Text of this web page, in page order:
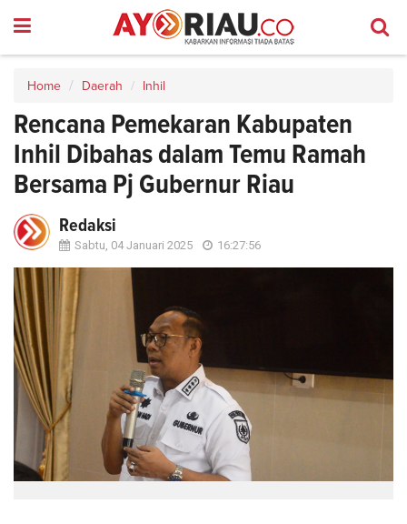
Home Daerah Inhil
Rencana Pemekaran Kabupaten
Inhil Dibahas dalam Temu Ramah
Bersama Pj Gubernur Riau
Redaksi
Sabtu, 04 Januari 2025 16:27:56